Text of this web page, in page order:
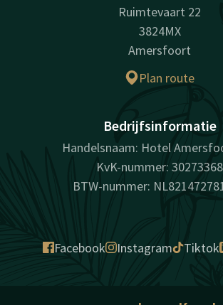
Ruimtevaart 22
3824MX
Amersfoort
Plan route
Bedrijfsinformatie
Handelsnaam: Hotel
KvK-nummer: 30273368
BTW-nummer:
Facebook Instagram Tiktok